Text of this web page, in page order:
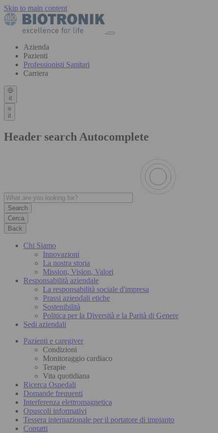
Skip to main content
Azienda
Pazienti
Professionisti Sanitari
Carriera
it
it
Header search Autocomplete
Cerca
Back
Chi Siamo
Innovazioni
La nostra storia
Mission, Vision, Valori
Responsabilità aziendale
La responsabilità sociale d'impresa
Prassi aziendali etiche
Sostenibilità
Politica per la Diversità e la Parità di Genere
Sedi aziendali
Pazienti e caregiver
Condizioni
Monitoraggio cardiaco
Terapie
Vita quotidiana
Ricerca Ospedali
Domande frequenti
Interferenza elettromagnetica
Opuscoli informativi
Tessera internazionale per il portatore di impianto
Contatti